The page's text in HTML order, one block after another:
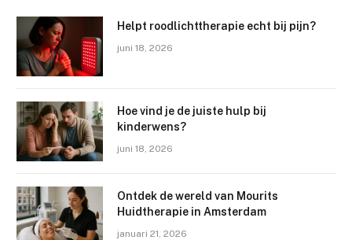
Helpt roodlichttherapie echt bij pijn?
juni 18, 2026
Hoe vind je de juiste hulp bij
kinderwens?
juni 18, 2026
Ontdek de wereld van Mourits
Huidtherapie in Amsterdam
januari 21, 2026